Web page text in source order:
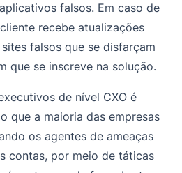
falsos. Em caso de
recebe atualizações
sites falsos que se disfarçam
que se inscreve na solução.
de nível CXO é
que a maioria das empresas
os agentes de ameaças
contas, por meio de táticas